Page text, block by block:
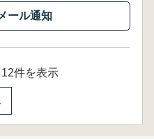
ール通知
件を表示